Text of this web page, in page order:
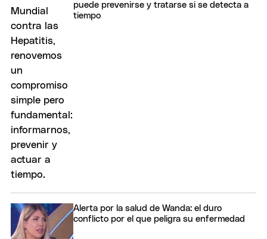
puede prevenirse y tratarse si se detecta a
tiempo
Alerta por la salud de Wanda: el duro
conflicto por el que peligra su enfermedad